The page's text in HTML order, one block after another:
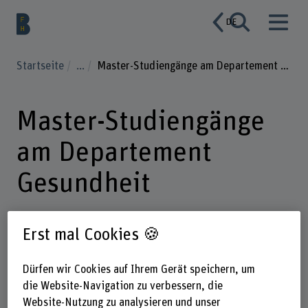
DE
Startseite ... Master-Studiengänge am Departement Gesundheit
Master-Studiengänge
am Departement
Gesundheit
Die praxisnahen und
forschungsbasierten Master-
Studiengänge am Departement
Erst mal Cookies 🍪
Dürfen wir Cookies auf Ihrem Gerät speichern, um
die Website-Navigation zu verbessern, die
Website-Nutzung zu analysieren und unser